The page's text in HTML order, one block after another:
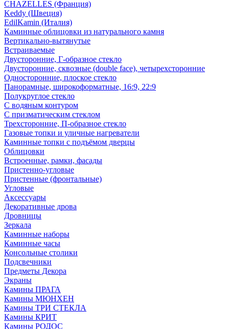
CHAZELLES (Франция)
Keddy (Швеция)
EdilKamin (Италия)
Каминные облицовки из натурального камня
Вертикально-вытянутые
Встраиваемые
Двусторонние, Г-образное стекло
Двусторонние, сквозные (double face), четырехсторонние
Односторонние, плоское стекло
Панорамные, широкоформатные, 16:9, 22:9
Полукруглое стекло
С водяным контуром
С призматическим стеклом
Трехсторонние, П-образное стекло
Газовые топки и уличные нагреватели
Каминные топки с подъёмом дверцы
Облицовки
Встроенные, рамки, фасады
Пристенно-угловые
Пристенные (фронтальные)
Угловые
Аксессуары
Декоративные дрова
Дровницы
Зеркала
Каминные наборы
Каминные часы
Консольные столики
Подсвечники
Предметы Декора
Экраны
Камины ПРАГА
Камины МЮНХЕН
Камины ТРИ СТЕКЛА
Камины КРИТ
Камины РОДОС